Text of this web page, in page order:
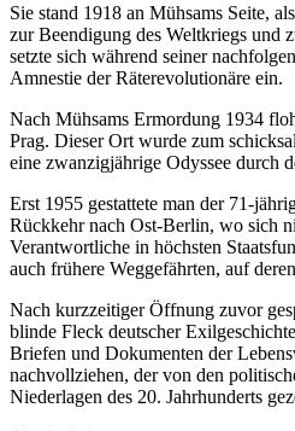
Sie stand 1918 an Mühsams Seite,
zur Beendigung des Weltkriegs und
setzte sich während seiner
Amnestie der Räterevolutionäre ein.
Nach Mühsams Ermordung 1934
Prag. Dieser Ort wurde zum
eine zwanzigjährige Odyssee durch
Erst 1955 gestattete man der 71-
Rückkehr nach Ost-Berlin, wo sich
Verantwortliche in höchsten
auch frühere Weggefährten, auf
Nach kurzzeitiger Öffnung zuvor
blinde Fleck deutscher
Briefen und Dokumenten der
nachvollziehen, der von den
Niederlagen des 20. Jahrhunderts